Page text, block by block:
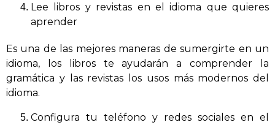
Lee libros y revistas en el idioma que quieres
aprender
Es una de las mejores maneras de sumergirte en un
idioma, los libros te ayudarán a comprender la
gramática y las revistas los usos más modernos del
idioma.
Configura tu teléfono y redes sociales en el